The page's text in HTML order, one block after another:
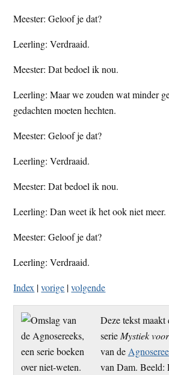
Meester: Geloof je dat?
Leerling: Verdraaid.
Meester: Dat bedoel ik nou.
Leerling: Maar we zouden wat minder
gedachten moeten hechten.
Meester: Geloof je dat?
Leerling: Verdraaid.
Meester: Dat bedoel ik nou.
Leerling: Dan weet ik het ook niet meer.
Meester: Geloof je dat?
Leerling: Verdraaid.
Index |vorige |volgende
Deze tekst maakt
serie Mystiek
van de
van Dam. Beeld: